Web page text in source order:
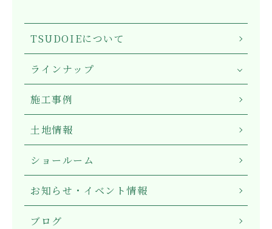
TSUDOIEについて
ラインナップ
施工事例
土地情報
ショールーム
お知らせ・イベント情報
ブログ